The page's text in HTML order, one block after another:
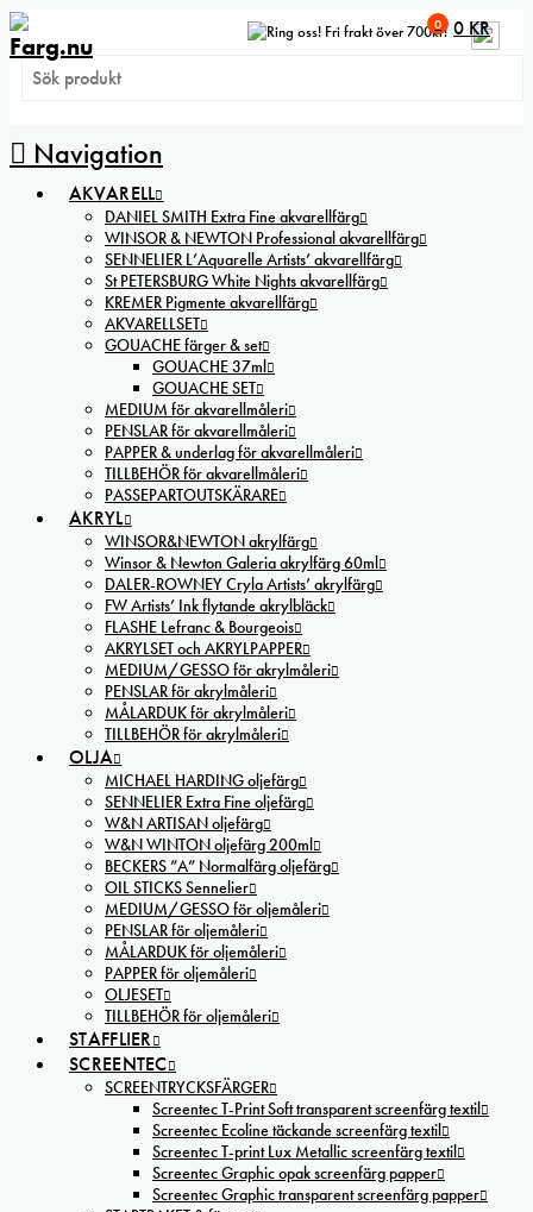
Fri frakt över 700kr!
Navigation
0 0 KR
AKVARELL
DANIEL SMITH Extra Fine akvarellfärg
WINSOR & NEWTON Professional akvarellfärg
SENNELIER L’Aquarelle Artists’ akvarellfärg
St PETERSBURG White Nights akvarellfärg
KREMER Pigmente akvarellfärg
AKVARELLSET
GOUACHE färger & set
GOUACHE 37ml
GOUACHE SET
MEDIUM för akvarellmåleri
PENSLAR för akvarellmåleri
PAPPER & underlag för akvarellmåleri
TILLBEHÖR för akvarellmåleri
PASSEPARTOUTSKÄRARE
AKRYL
WINSOR&NEWTON akrylfärg
Winsor & Newton Galeria akrylfärg 60ml
DALER-ROWNEY Cryla Artists’ akrylfärg
FW Artists’ Ink flytande akrylbläck
FLASHE Lefranc & Bourgeois
AKRYLSET och AKRYLPAPPER
MEDIUM/GESSO för akrylmåleri
PENSLAR för akrylmåleri
MÅLARDUK för akrylmåleri
TILLBEHÖR för akrylmåleri
OLJA
MICHAEL HARDING oljefärg
SENNELIER Extra Fine oljefärg
W&N ARTISAN oljefärg
W&N WINTON oljefärg 200ml
BECKERS ”A” Normalfärg oljefärg
OIL STICKS Sennelier
MEDIUM/GESSO för oljemåleri
PENSLAR för oljemåleri
MÅLARDUK för oljemåleri
PAPPER för oljemåleri
OLJESET
TILLBEHÖR för oljemåleri
STAFFLIER
SCREENTEC
SCREENTRYCKSFÄRGER
Screentec T-Print Soft transparent screenfärg textil
Screentec Ecoline täckande screenfärg textil
Screentec T-print Lux Metallic screenfärg textil
Screentec Graphic opak screenfärg papper
Screentec Graphic transparent screenfärg papper